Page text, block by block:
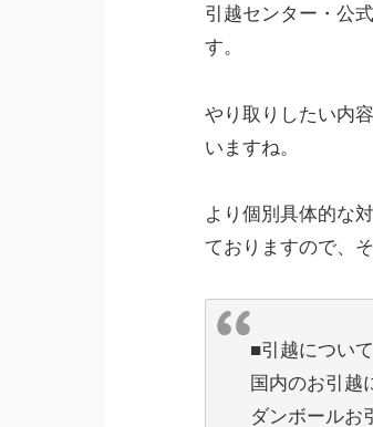
引越センター・公
す。
やり取りしたい内
いますね。
より個別具体的な
ておりますので、
■引越について
国内のお引越
ダンボールお